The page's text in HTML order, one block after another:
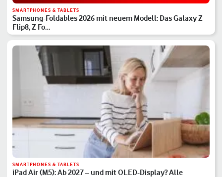
SMARTPHONES & TABLETS
Samsung-Foldables 2026 mit neuem Modell: Das Galaxy Z
Flip8, Z Fo…
SMARTPHONES & TABLETS
iPad Air (M5): Ab 2027 – und mit OLED-Display? Alle